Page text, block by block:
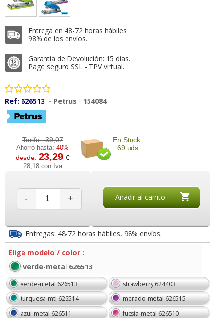
Entrega en 48-72 horas hábiles
98% de los envíos.
Garantía de Devolución: 15 días.
Pago seguro SSL - TPV virtual.
Ref: 626513 - Petrus 154084
Tarifa :39,07
Ahorro hasta:40%
desde: 23,29 €
28,18 con Iva
En Stock
69 uds.
- + Añadir al carrito
Entregas: 48-72 horas hábiles, 98% envíos.
Elige modelo / color :
verde-metal 626513
verde-metal 626513
strawberry 624403
turquesa-mtl 626514
morado-metal 626515
azul-metal 626511
fucsia-metal 626510